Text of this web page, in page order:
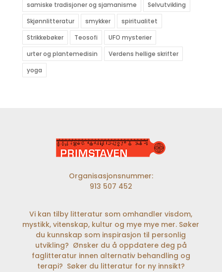
samiske tradisjoner og sjamanisme
Selvutvikling
Skjønnlitteratur
smykker
spiritualitet
Strikkebøker
Teosofi
UFO mysterier
urter og plantemedisin
Verdens hellige skrifter
yoga
Organisasjonsnummer:
913 507 452
Vi kan tilby litteratur som omhandler visdom,
mystikk, vitenskap, kultur og mye mye mer. Søker
du kunnskap som inspirasjon til personlig
utvikling? Ønsker du å oppdatere deg på
faglitteratur innen alternativ behandling og
terapi? Søker du litteratur for ny innsikt?